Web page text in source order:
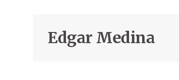
Edgar Medina